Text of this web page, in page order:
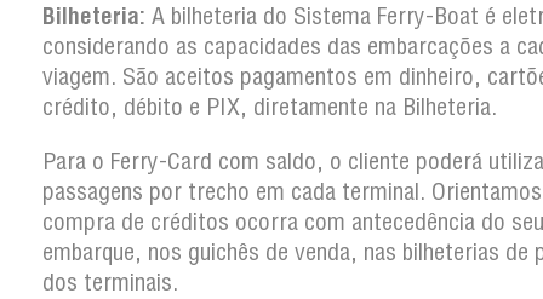
Bilheteria: A bilheteria do Sistema Ferry-Boat é
considerando as capacidades das embarcações a
viagem. São aceitos pagamentos em dinheiro,
crédito, débito e PIX, diretamente na Bilheteria.
Para o Ferry-Card com saldo, o cliente poderá
passagens por trecho em cada terminal.
compra de créditos ocorra com antecedência do seu
embarque, nos guichês de venda, nas bilheterias de
dos terminais.